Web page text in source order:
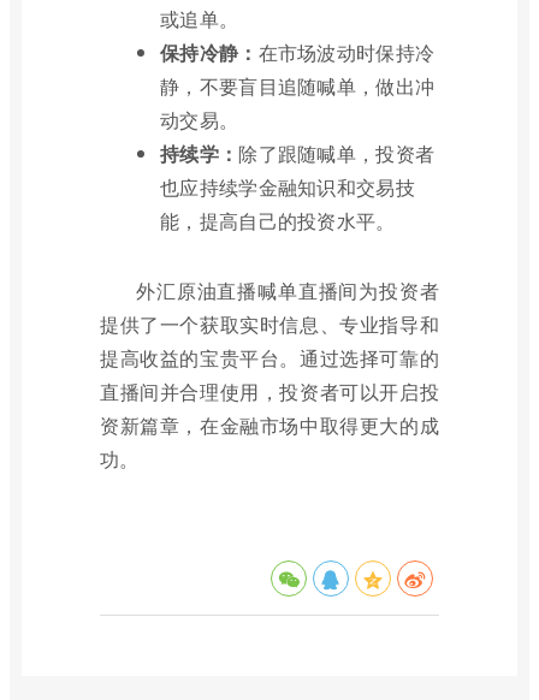
或追单。
保持冷静： 在市场波动时保持冷
静，不要盲目追随喊单，做出冲
动交易。
持续学： 除了跟随喊单，投资者
也应持续学金融知识和交易技
能，提高自己的投资水平。
外汇原油直播喊单直播间为投资者
提供了一个获取实时信息、专业指导和
提高收益的宝贵平台。通过选择可靠的
直播间并合理使用，投资者可以开启投
资新篇章，在金融市场中取得更大的成
功。